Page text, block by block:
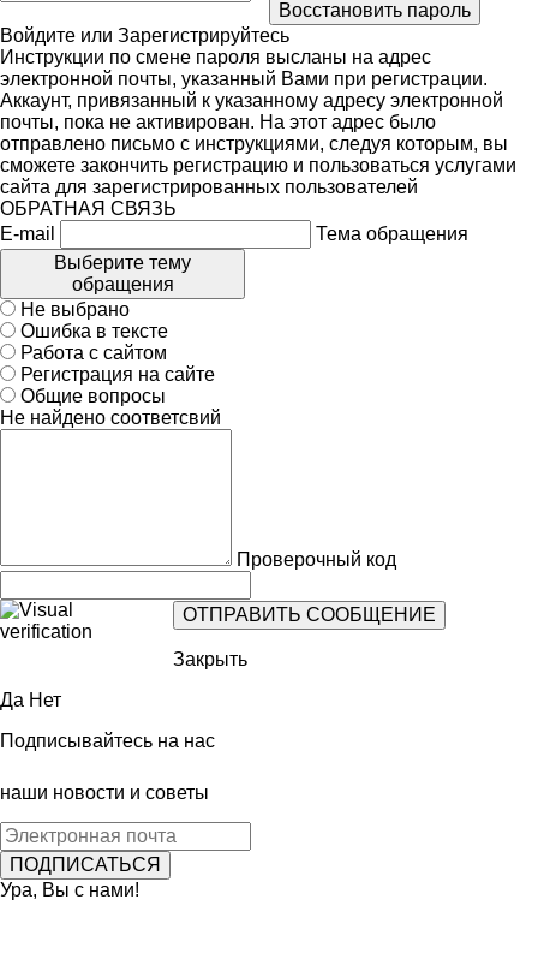
Войдите или Зарегистрируйтесь
Инструкции по смене пароля высланы на адрес
электронной почты, указанный Вами при регистрации.
Аккаунт, привязанный к указанному адресу электронной
почты, пока не активирован. На этот адрес было
отправлено письмо с инструкциями, следуя которым, вы
сможете закончить регистрацию и пользоваться услугами
сайта для зарегистрированных пользователей
ОБРАТНАЯ СВЯЗЬ
E-mail
Тема обращения
Выберите тему
обращения
Не выбрано
Ошибка в тексте
Работа с сайтом
Регистрация на сайте
Общие вопросы
Не найдено соответсвий
Проверочный код
Закрыть
Да Нет
Подписывайтесь на нас
наши новости и советы
Ура, Вы с нами!